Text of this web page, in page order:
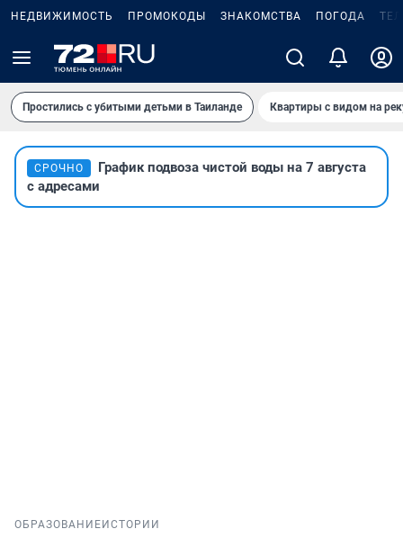
НЕДВИЖИМОСТЬ ПРОМОКОДЫ ЗНАКОМСТВА ПОГОДА
Простились с убитыми детьми в Таиланде Квартиры с видом на
СРОЧНО
График подвоза чистой воды на 7 августа
с адресами
ОБРАЗОВАНИЕ ИСТОРИИ